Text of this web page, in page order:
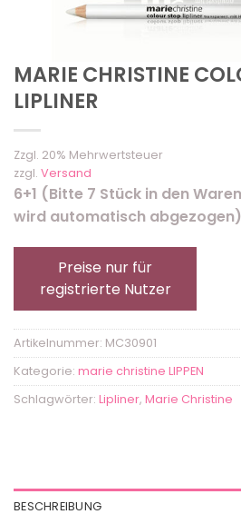
MARIE CHRISTINE
LIPLINER
Zzgl. 20% Mehrwertsteuer
zzgl. Versand
6+1 (Bitte 7 Stück in den
wird automatisch abgezogen)
Preise nur für
registrierte Nutzer
Artikelnummer: MC30901
Kategorie: marie christine LIPPEN
Schlagwörter: Lipliner, Marie Christine
BESCHREIBUNG